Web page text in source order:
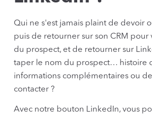
Qui ne s'est jamais plaint de devoir
puis de retourner sur son CRM pour
du prospect, et de retourner sur
taper le nom du prospect… histoire
informations complémentaires ou
contacter ?
Avec notre bouton LinkedIn, vous